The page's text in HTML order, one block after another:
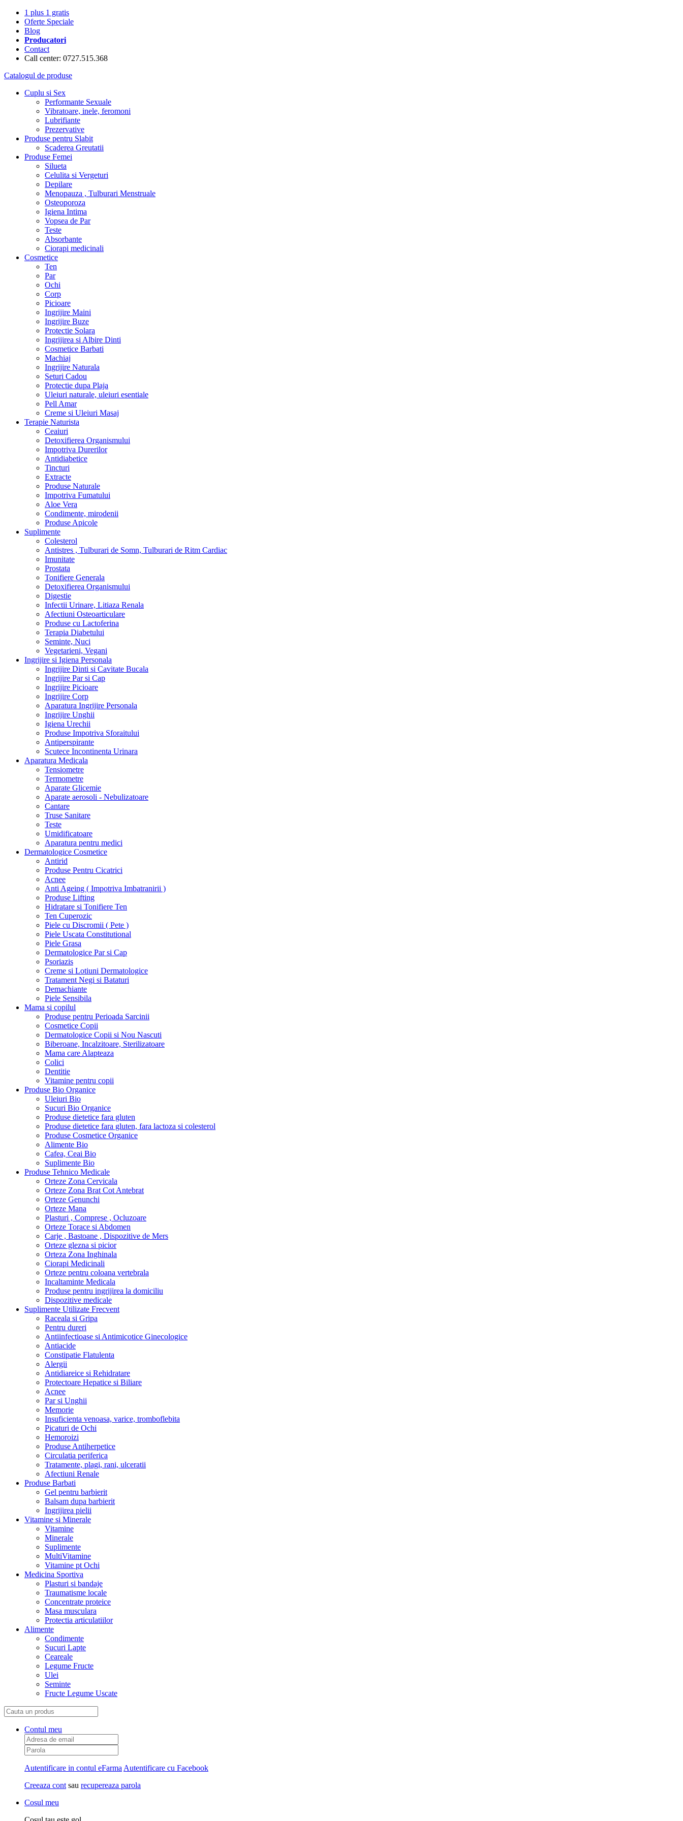
1 plus 1 gratis
Oferte Speciale
Blog
Producatori
Contact
Call center: 0727.515.368
Catalogul de produse
Cuplu si Sex
Performante Sexuale
Vibratoare, inele, feromoni
Lubrifiante
Prezervative
Produse pentru Slabit
Scaderea Greutatii
Produse Femei
Silueta
Celulita si Vergeturi
Depilare
Menopauza , Tulburari Menstruale
Osteoporoza
Igiena Intima
Vopsea de Par
Teste
Absorbante
Ciorapi medicinali
Cosmetice
Ten
Par
Ochi
Corp
Picioare
Ingrijire Maini
Ingrijire Buze
Protectie Solara
Ingrijirea si Albire Dinti
Cosmetice Barbati
Machiaj
Ingrijire Naturala
Seturi Cadou
Protectie dupa Plaja
Uleiuri naturale, uleiuri esentiale
Pell Amar
Creme si Uleiuri Masaj
Terapie Naturista
Ceaiuri
Detoxifierea Organismului
Impotriva Durerilor
Antidiabetice
Tincturi
Extracte
Produse Naturale
Impotriva Fumatului
Aloe Vera
Condimente, mirodenii
Produse Apicole
Suplimente
Colesterol
Antistres , Tulburari de Somn, Tulburari de Ritm Cardiac
Imunitate
Prostata
Tonifiere Generala
Detoxifierea Organismului
Digestie
Infectii Urinare, Litiaza Renala
Afectiuni Osteoarticulare
Produse cu Lactoferina
Terapia Diabetului
Seminte, Nuci
Vegetarieni, Vegani
Ingrijire si Igiena Personala
Ingrijire Dinti si Cavitate Bucala
Ingrijire Par si Cap
Ingrijire Picioare
Ingrijire Corp
Aparatura Ingrijire Personala
Ingrijire Unghii
Igiena Urechii
Produse Impotriva Sforaitului
Antiperspirante
Scutece Incontinenta Urinara
Aparatura Medicala
Tensiometre
Termometre
Aparate Glicemie
Aparate aerosoli - Nebulizatoare
Cantare
Truse Sanitare
Teste
Umidificatoare
Aparatura pentru medici
Dermatologice Cosmetice
Antirid
Produse Pentru Cicatrici
Acnee
Anti Ageing ( Impotriva Imbatranirii )
Produse Lifting
Hidratare si Tonifiere Ten
Ten Cuperozic
Piele cu Discromii ( Pete )
Piele Uscata Constitutional
Piele Grasa
Dermatologice Par si Cap
Psoriazis
Creme si Lotiuni Dermatologice
Tratament Negi si Bataturi
Demachiante
Piele Sensibila
Mama si copilul
Produse pentru Perioada Sarcinii
Cosmetice Copii
Dermatologice Copii si Nou Nascuti
Biberoane, Incalzitoare, Sterilizatoare
Mama care Alapteaza
Colici
Dentitie
Vitamine pentru copii
Produse Bio Organice
Uleiuri Bio
Sucuri Bio Organice
Produse dietetice fara gluten
Produse dietetice fara gluten, fara lactoza si colesterol
Produse Cosmetice Organice
Alimente Bio
Cafea, Ceai Bio
Suplimente Bio
Produse Tehnico Medicale
Orteze Zona Cervicala
Orteze Zona Brat Cot Antebrat
Orteze Genunchi
Orteze Mana
Plasturi , Comprese , Ocluzoare
Orteze Torace si Abdomen
Carje , Bastoane , Dispozitive de Mers
Orteze glezna si picior
Orteza Zona Inghinala
Ciorapi Medicinali
Orteze pentru coloana vertebrala
Incaltaminte Medicala
Produse pentru ingrijirea la domiciliu
Dispozitive medicale
Suplimente Utilizate Frecvent
Raceala si Gripa
Pentru dureri
Antiinfectioase si Antimicotice Ginecologice
Antiacide
Constipatie Flatulenta
Alergii
Antidiareice si Rehidratare
Protectoare Hepatice si Biliare
Acnee
Par si Unghii
Memorie
Insuficienta venoasa, varice, tromboflebita
Picaturi de Ochi
Hemoroizi
Produse Antiherpetice
Circulatia periferica
Tratamente, plagi, rani, ulceratii
Afectiuni Renale
Produse Barbati
Gel pentru barbierit
Balsam dupa barbierit
Ingrijirea pielii
Vitamine si Minerale
Vitamine
Minerale
Suplimente
MultiVitamine
Vitamine pt Ochi
Medicina Sportiva
Plasturi si bandaje
Traumatisme locale
Concentrate proteice
Masa musculara
Protectia articulatiilor
Alimente
Condimente
Sucuri Lapte
Ceareale
Legume Fructe
Ulei
Seminte
Fructe Legume Uscate
Contul meu
Autentificare in contul eFarma Autentificare cu Facebook
Creeaza cont sau recupereaza parola
Cosul meu